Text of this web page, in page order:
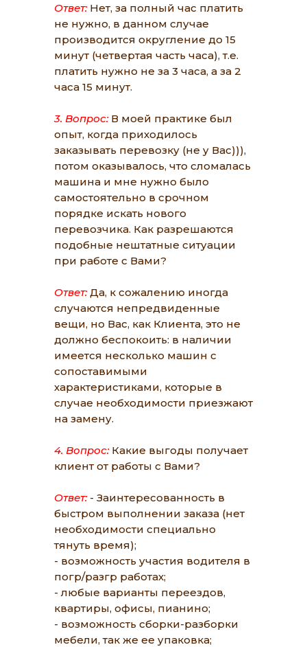
Ответ:Нет, за полный час платить
не нужно, в данном случае
производится округление до 15
минут (четвертая часть часа), т.е.
платить нужно не за 3 часа, а за 2
часа 15 минут.
3. Вопрос:В моей практике был
опыт, когда приходилось
заказывать перевозку (не у Вас))),
потом оказывалось, что сломалась
машина и мне нужно было
самостоятельно в срочном
порядке искать нового
перевозчика. Как разрешаются
подобные нештатные ситуации
при работе с Вами?
Ответ:Да, к сожалению иногда
случаются непредвиденные
вещи, но Вас, как Клиента, это не
должно беспокоить: в наличии
имеется несколько машин с
сопоставимыми
характеристиками, которые в
случае необходимости приезжают
на замену.
4. Вопрос:Какие выгоды получает
клиент от работы с Вами?
Ответ:- Заинтересованность в
быстром выполнении заказа (нет
необходимости специально
тянуть время);
- возможность участия водителя в
погр/разгр работах;
- любые варианты переездов,
квартиры, офисы, пианино;
- возможность сборки-разборки
мебели, так же ее упаковка;